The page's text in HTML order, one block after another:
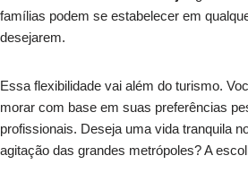
famílias podem se estabelecer em
desejarem.
Essa flexibilidade vai além do turismo.
morar com base em suas preferências
profissionais. Deseja uma vida tranquila
agitação das grandes metrópoles? A